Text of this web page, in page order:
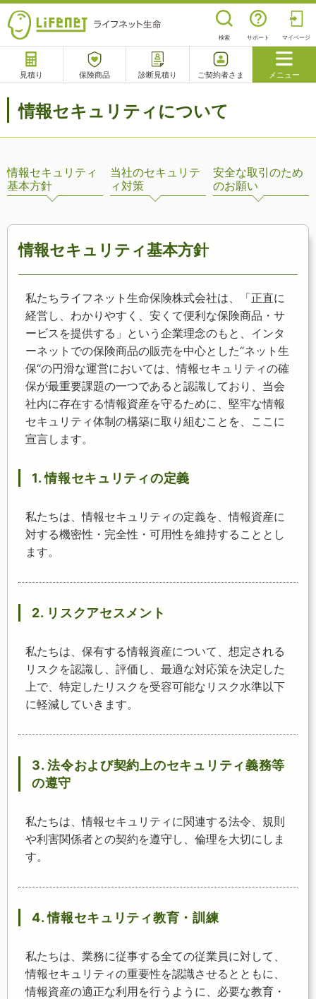
検索 サポート マイページ
見積り 保険商品 診断見積り ご契約者さま メニュー
サポート
チャットサポート 電話で相談 相談予約 よくあるご質問
情報セキュリティについて
情報セキュリティ
基本方針
当社のセキュリテ
ィ対策
安全な取引のため
のお願い
情報セキュリティ基本方針
私たちライフネット生命保険株式会社は、「正直に
経営し、わかりやすく、安くて便利な保険商品・サ
ービスを提供する」という企業理念のもと、インタ
ーネットでの保険商品の販売を中心とした“ネット生
保“の円滑な運営においては、情報セキュリティの確
保が最重要課題の一つであると認識しており、当会
社内に存在する情報資産を守るために、堅牢な情報
セキュリティ体制の構築に取り組むことを、ここに
宣言します。
1. 情報セキュリティの定義
私たちは、情報セキュリティの定義を、情報資産に
対する機密性・完全性・可用性を維持することとし
ます。
2. リスクアセスメント
私たちは、保有する情報資産について、想定される
リスクを認識し、評価し、最適な対応策を決定した
上で、特定したリスクを受容可能なリスク水準以下
に軽減していきます。
3. 法令および契約上のセキュリティ義務等
の遵守
私たちは、情報セキュリティに関連する法令、規則
や利害関係者との契約を遵守し、倫理を大切にしま
す。
4. 情報セキュリティ教育・訓練
私たちは、業務に従事する全ての従業員に対して、
情報セキュリティの重要性を認識させるとともに、
情報資産の適正な利用を行うように、必要な教育・